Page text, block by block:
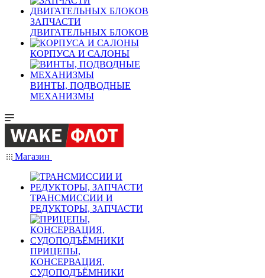
ЗАПЧАСТИ
ДВИГАТЕЛЬНЫХ БЛОКОВ
КОРПУСА И САЛОНЫ
ВИНТЫ, ПОДВОДНЫЕ
МЕХАНИЗМЫ
Магазин
ТРАНСМИССИИ И
РЕДУКТОРЫ, ЗАПЧАСТИ
ПРИЦЕПЫ,
КОНСЕРВАЦИЯ,
СУДОПОДЪЁМНИКИ